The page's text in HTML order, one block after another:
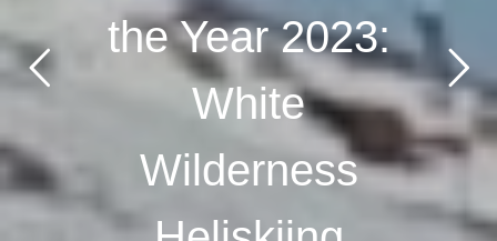
the Year 2023:
White
Wilderness